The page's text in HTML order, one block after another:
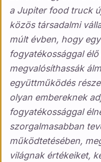
a Jupiter food truck
közös társadalmi
múlt évben, hogy
fogyatékossággal
megvalósíthassák
együttműködés
olyan embereknek
fogyatékossággal
szorgalmasabban
működtetésében,
világnak értékeiket,